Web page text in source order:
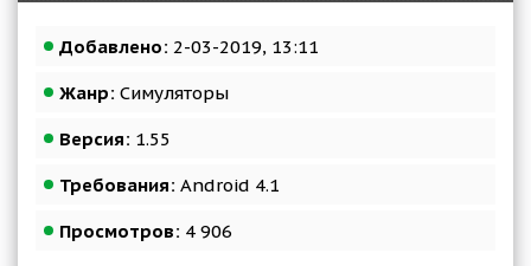
Добавлено: 2-03-2019, 13:11
Жанр: Симуляторы
Версия: 1.55
Требования: Android 4.1
Просмотров: 4 906